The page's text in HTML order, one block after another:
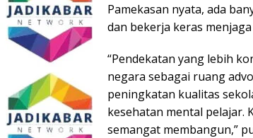
Pamekasan nyata, ada
dan bekerja keras
“Pendekatan yang lebih
negara sebagai ruang
peningkatan kualitas
kesehatan mental pelajar.
semangat membangun,”